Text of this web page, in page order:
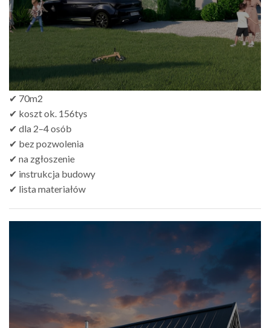
✔ 70m2
✔ koszt ok. 156tys
✔ dla 2–4 osób
✔ bez pozwolenia
✔ na zgłoszenie
✔ instrukcja budowy
✔ lista materiałów